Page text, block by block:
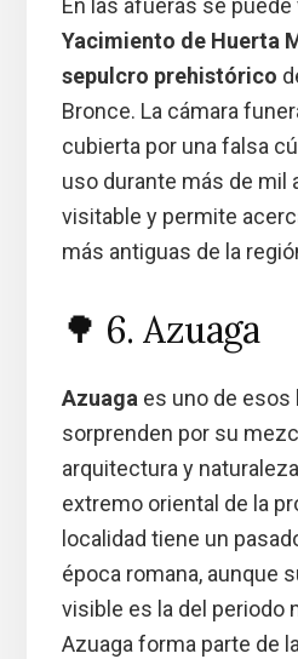
En las afueras se puede
Yacimiento de Huerta
sepulcro prehistórico
Bronce. La cámara
cubierta por una falsa
uso durante más de mil
visitable y permite
más antiguas de la
🌳 6. Azuaga
Azuaga es uno de esos
sorprenden por su
arquitectura y
extremo oriental de la
localidad tiene un
época romana, aunque
visible es la del periodo
Azuaga forma parte de